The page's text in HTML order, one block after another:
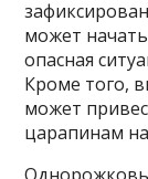
может
опасная
Кроме того,
может
царапинам